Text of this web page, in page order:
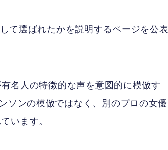
て選ばれたかを説明するページを公表
名人の特徴的な声を意図的に模倣す
ソンの模倣ではなく、別のプロの女優
います。